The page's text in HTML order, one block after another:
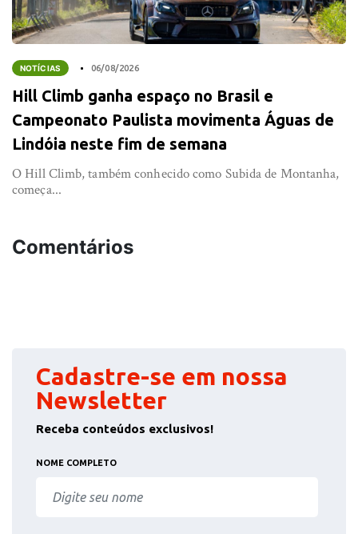
NOTÍCIAS 06/08/2026
Hill Climb ganha espaço no Brasil e
Campeonato Paulista movimenta Águas de
Lindóia neste fim de semana
O Hill Climb, também conhecido como Subida de Montanha,
começa...
Comentários
Cadastre-se em nossa
Newsletter
Receba conteúdos exclusivos!
NOME COMPLETO